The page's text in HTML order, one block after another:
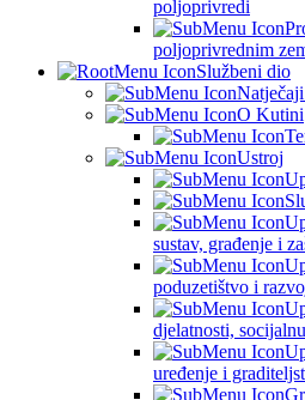
poljoprivredi
poljoprivrednim
Službeni dio
O Kutini
Ustroj
sustav, građenje i
poduzetištvo i
djelatnosti,
uređenje i